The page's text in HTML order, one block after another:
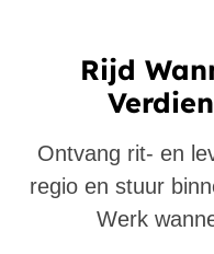
Rijd
Ontvang rit- en
regio en stuur
Werk